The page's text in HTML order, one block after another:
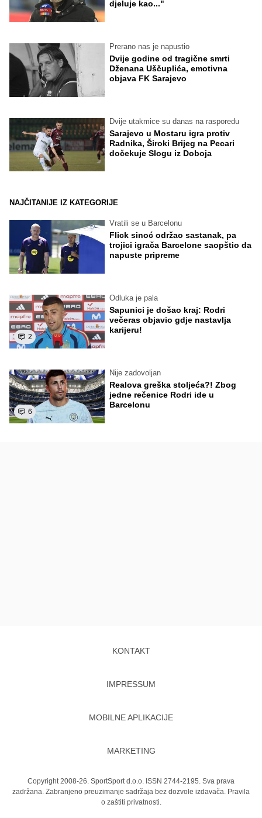
djeluje kao..."
Prerano nas je napustio
Dvije godine od tragične smrti
Dženana Uščuplića, emotivna
objava FK Sarajevo
Dvije utakmice su danas na rasporedu
Sarajevo u Mostaru igra protiv
Radnika, Široki Brijeg na Pecari
dočekuje Slogu iz Doboja
NAJČITANIJE IZ KATEGORIJE
Vratili se u Barcelonu
Flick sinoć održao sastanak, pa
trojici igrača Barcelone saopštio da
napuste pripreme
2
Odluka je pala
Sapunici je došao kraj: Rodri
večeras objavio gdje nastavlja
karijeru!
6
Nije zadovoljan
Realova greška stoljeća?! Zbog
jedne rečenice Rodri ide u
Barcelonu
KONTAKT
IMPRESSUM
MOBILNE APLIKACIJE
MARKETING
Copyright 2008-26. SportSport d.o.o. ISSN 2744-2195. Sva prava
zadržana. Zabranjeno preuzimanje sadržaja bez dozvole izdavača. Pravila
o zaštiti privatnosti.